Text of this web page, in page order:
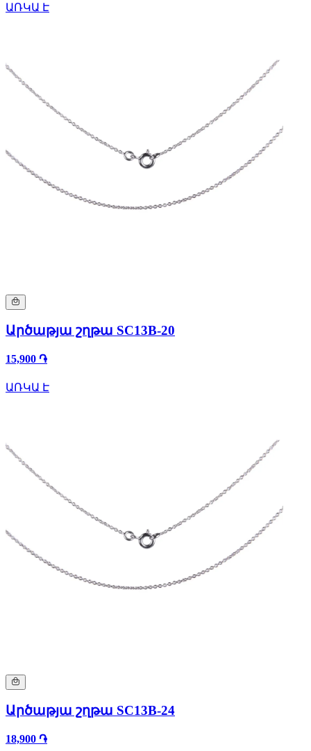
ԱՌԿԱ Է
Արծաթյա շղթա SC13B-20
15,900 ֏
ԱՌԿԱ Է
Արծաթյա շղթա SC13B-24
18,900 ֏